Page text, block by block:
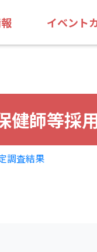
イベント
健師等採
調査結果